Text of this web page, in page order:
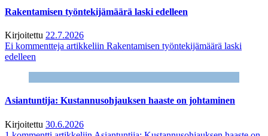
Rakentamisen työntekijämäärä laski edelleen
Kirjoitettu 22.7.2026
Ei kommentteja artikkeliin Rakentamisen työntekijämäärä laski
edelleen
Asiantuntija: Kustannusohjauksen haaste on johtaminen
Kirjoitettu 30.6.2026